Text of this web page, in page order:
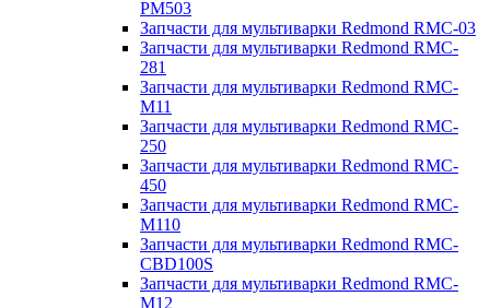
PM503
Запчасти для мультиварки Redmond RMC-03
Запчасти для мультиварки Redmond RMC-
281
Запчасти для мультиварки Redmond RMC-
M11
Запчасти для мультиварки Redmond RMC-
250
Запчасти для мультиварки Redmond RMC-
450
Запчасти для мультиварки Redmond RMC-
M110
Запчасти для мультиварки Redmond RMC-
CBD100S
Запчасти для мультиварки Redmond RMC-
M12